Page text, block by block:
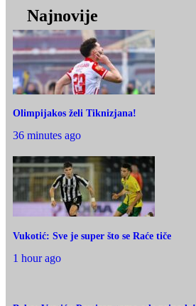
Najnovije
Olimpijakos želi Tiknizjana!
36 minutes ago
Vukotić: Sve je super što se Raće tiče
1 hour ago